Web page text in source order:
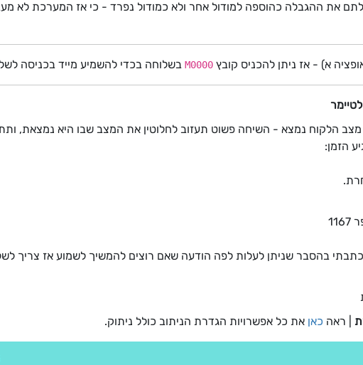
את ההגבלה כהוספה למודול אחר ולא כמודול נפרד - כי אז המערכת לא
א) - אז ניתן להכניס קובץ M0000 בשלוחה בכדי להשמיע מייד בכניסה
הלקוח נמצא - השיחה פשוט תעזוב לחלוטין את המצב שבו היא נמצאת,
הזמן:
בהסבר שניתן לעלות לפה הודעה שאם רוצים להמשיך לשמוע אז צריך
| ראה כאן את כל אפשרויות הגדרת הניתוב כולל ניתוק.